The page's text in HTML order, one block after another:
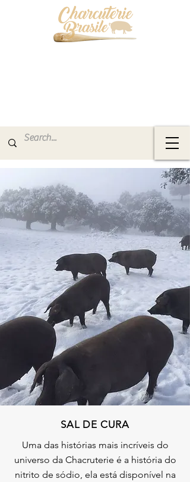
SAL DE CURA
Uma das histórias mais incríveis do
universo da Chacruterie é a história do
nitrito de sódio, ela está disponível na